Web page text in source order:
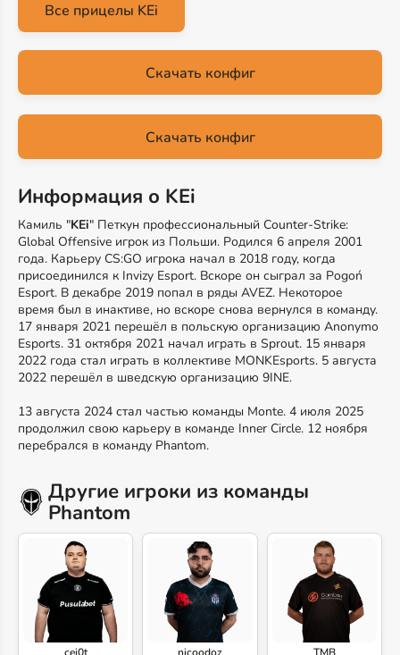
Скачать конфиг
Скачать конфиг
Информация о KEi
Камиль "KEi" Петкун профессиональный Counter-Strike:
Global Offensive игрок из Польши. Родился 6 апреля 2001
года. Карьеру CS:GO игрока начал в 2018 году, когда
присоединился к Invizy Esport. Вскоре он сыграл за Pogoń
Esport. В декабре 2019 попал в ряды AVEZ. Некоторое
время был в инактиве, но вскоре снова вернулся в команду.
17 января 2021 перешёл в польскую организацию Anonymo
Esports. 31 октября 2021 начал играть в Sprout. 15 января
2022 года стал играть в коллективе MONKEsports. 5 августа
2022 перешёл в шведскую организацию 9INE.
13 августа 2024 стал частью команды Monte. 4 июля 2025
продолжил свою карьеру в команде Inner Circle. 12 ноября
перебрался в команду Phantom.
Другие игроки из команды
Phantom